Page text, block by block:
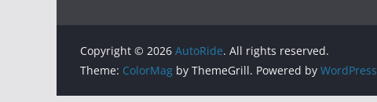
Copyright © 2026 AutoRide. All rights reserved.
Theme: ColorMag by ThemeGrill. Powered by WordPress